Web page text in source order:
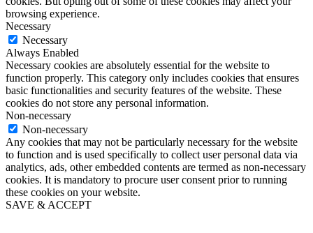
browsing experience.
Necessary
Necessary
Always Enabled
Necessary cookies are absolutely essential for the website to
function properly. This category only includes cookies that ensures
basic functionalities and security features of the website. These
cookies do not store any personal information.
Non-necessary
Non-necessary
Any cookies that may not be particularly necessary for the website
to function and is used specifically to collect user personal data via
analytics, ads, other embedded contents are termed as non-necessary
cookies. It is mandatory to procure user consent prior to running
these cookies on your website.
SAVE & ACCEPT